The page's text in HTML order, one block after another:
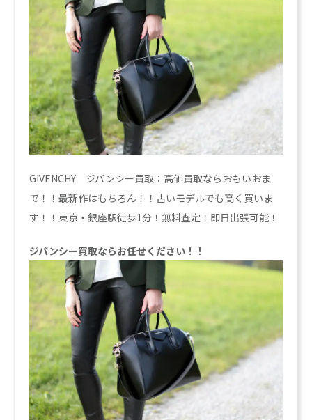
GIVENCHY ジバンシー買取：高価買取ならおもいおま
で！！最新作はもちろん！！古いモデルでも高く買いま
す！！東京・銀座駅徒歩1分！無料査定！即日出張可能！
ジバンシー買取ならお任せください！！